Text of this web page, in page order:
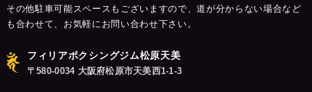
その他駐車可能スペースもございますので、道が分からない場合など
も合わせて、お気軽にお問い合わせ下さい。
フィリアボクシングジム松原天美
〒580-0034 大阪府松原市天美西1-1-3